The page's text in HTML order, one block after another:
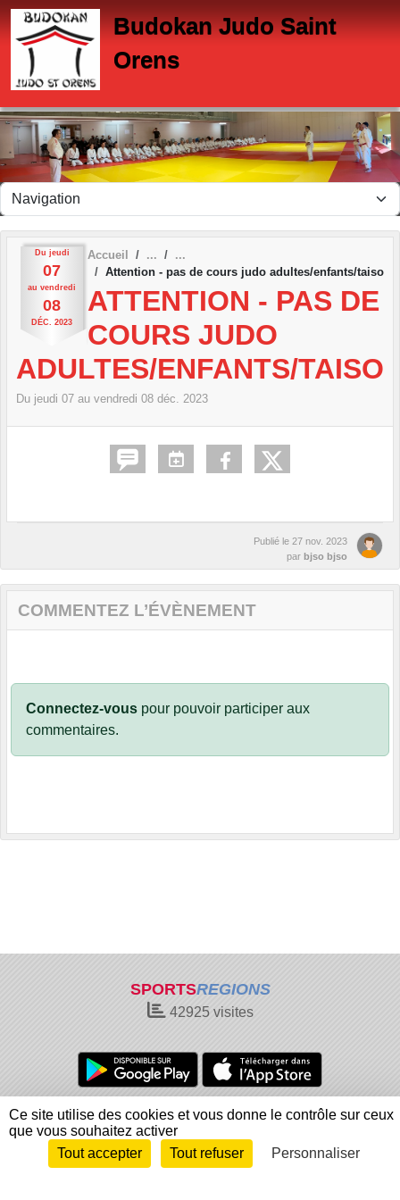
Budokan Judo Saint
Orens
Du jeudi
07
au vendredi
08
DÉC. 2023
Accueil
Attention - pas de cours judo adultes/enfants/taiso
ATTENTION - PAS DE
COURS JUDO
ADULTES/ENFANTS/TAISO
Du jeudi 07 au vendredi 08 déc. 2023
Publié le 27 nov. 2023
par bjso bjso
COMMENTEZ L’ÉVÈNEMENT
Connectez-vous pour pouvoir participer aux
commentaires.
SPORTSREGIONS
42925visites
Charte cookies
Gestion des cookies
Informations légales
Signaler un contenu inapproprié
Envie de participer ?
Connexion
Panneau de gestion des cookies
Ce site utilise des cookies et vous donne le contrôle sur ceux
que vous souhaitez activer
Tout accepter
Tout refuser Personnaliser